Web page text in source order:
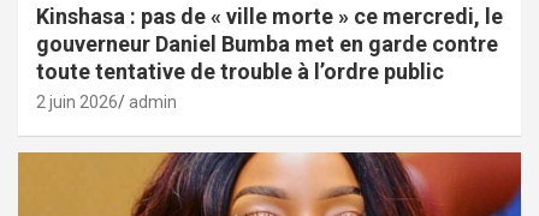
Kinshasa : pas de « ville morte » ce mercredi, le
gouverneur Daniel Bumba met en garde contre
toute tentative de trouble à l’ordre public
2 juin 2026 admin